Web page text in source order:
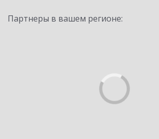
Партнеры в вашем регионе: